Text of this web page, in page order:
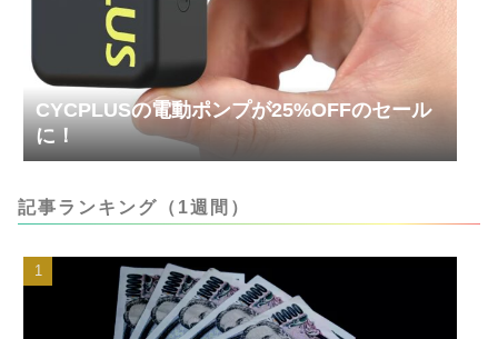
CYCPLUSの電動ポンプが25%OFFのセール
に！
記事ランキング（1週間）